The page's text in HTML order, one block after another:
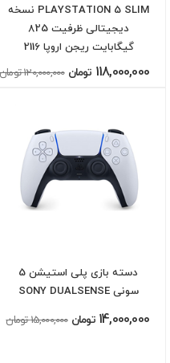
PLAYSTATION 5 SLIM نسخه
دیجیتالی ظرفیت 825
گیگابایت ریجن اروپا 2116
118,000,000 تومان 120,000,000 تومان
دسته بازی پلی استیشن 5
سونی SONY DUALSENSE
14,000,000 تومان 15,000,000 تومان